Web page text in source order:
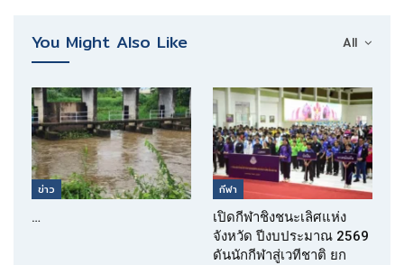
All
You Might Also Like
ข่าว
…
กีฬา
เปิดกีฬาชิงชนะเลิศแห่ง
จังหวัด ปีงบประมาณ 2569
ดันนักกีฬาสู่เวทีชาติ ยก